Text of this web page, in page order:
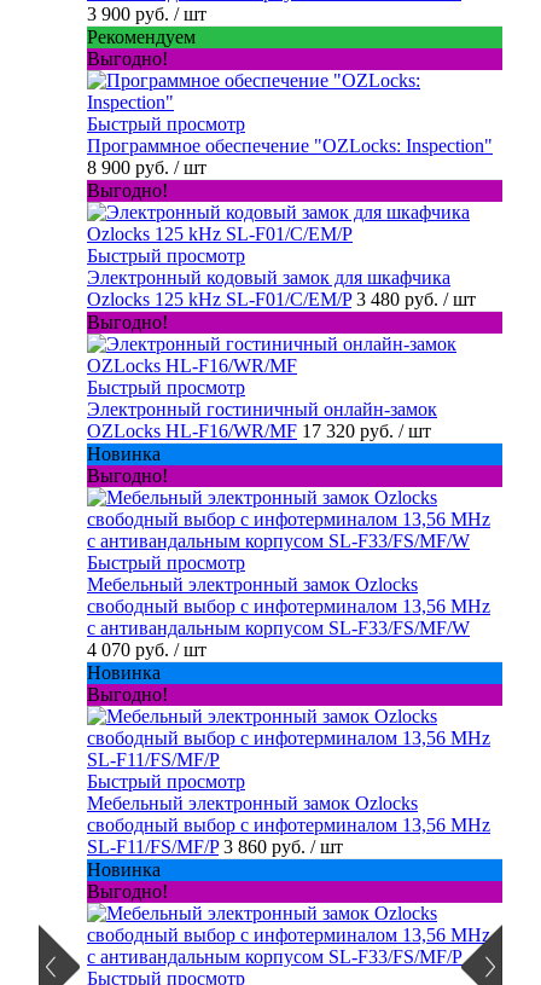
3 900 руб. / шт
Рекомендуем
Выгодно!
Быстрый просмотр
Программное обеспечение "OZLocks: Inspection"
8 900 руб. / шт
Выгодно!
Быстрый просмотр
Электронный кодовый замок для шкафчика
Ozlocks 125 kHz SL-F01/C/EM/P 3 480 руб. / шт
Выгодно!
Быстрый просмотр
Электронный гостиничный онлайн-замок
OZLocks HL-F16/WR/MF 17 320 руб. / шт
Новинка
Выгодно!
Быстрый просмотр
Мебельный электронный замок Ozlocks
свободный выбор с инфотерминалом 13,56 MHz
с антивандальным корпусом SL-F33/FS/MF/W
4 070 руб. / шт
Новинка
Выгодно!
Быстрый просмотр
Мебельный электронный замок Ozlocks
свободный выбор с инфотерминалом 13,56 MHz
SL-F11/FS/MF/P 3 860 руб. / шт
Новинка
Выгодно!
Быстрый просмотр